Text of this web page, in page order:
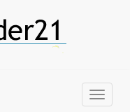
Menu
- VBA